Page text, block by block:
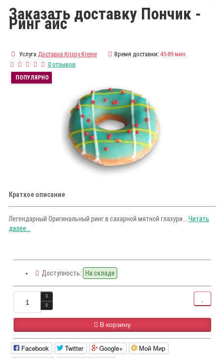
Заказать доставку Пончик -
Ринг айс
Услуга Доставка Krispy Kreme Время доставки: 45-89 мин.
0 отзывов
ПОПУЛЯРНО
Краткое описание
Легендарный Оригинальный ринг в сахарной мятной глазури... Читать
далее...
Доступность: На складе
В корзину
Facebook Twitter Google+ Мой Мир